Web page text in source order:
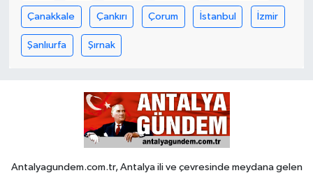
Çanakkale Çankırı Çorum İstanbul İzmir
Şanlıurfa Şırnak
Antalyagundem.com.tr, Antalya ili ve çevresinde meydana gelen